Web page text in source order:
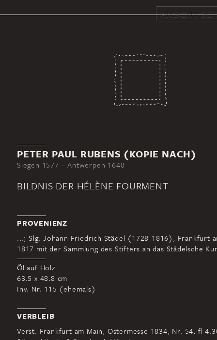
ANSICHT
PETER PAUL RUBENS (KOPIE NACH)
Siegen 1577 – Antwerpen 1640
BILDNIS DER HÉLÈNE FOURMENT
PROVENIENZ
...; Slg. Johann Friedrich Städel (1728-1816), Frankfurt
1817 mit der Sammlung des Stifters an das Städelsche
Öl auf Holz
63.5 x 48.8 cm
Inv. Nr. 115 (ehemals)
VERBLEIB
Verst. Frankfurt am Main, Ostermesse 1834, Nr. 54, fl